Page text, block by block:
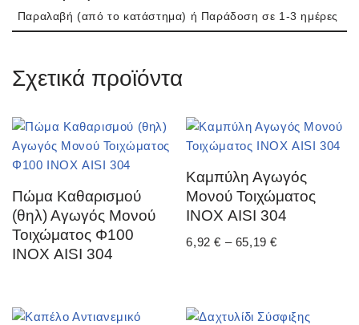
Παραλαβή (από το κατάστημα) ή Παράδοση σε 1-3 ημέρες
Σχετικά προϊόντα
Πώμα Καθαρισμού
(θηλ) Αγωγός Μονού
Τοιχώματος Φ100
ΙΝΟΧ AISI 304
Καμπύλη Αγωγός
Μονού Τοιχώματος
ΙΝΟΧ AISI 304
6,92€ – 65,19€